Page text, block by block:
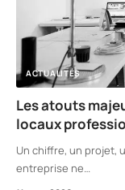
ACTUALITÉS
Les atouts
locaux
Un chiffre, un projet,
entreprise ne…